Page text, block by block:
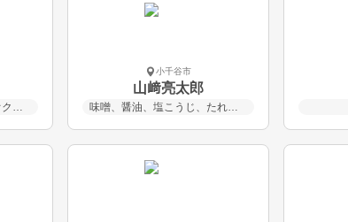
サツマイモ、サトイモ、オクラ、ナス、落花生 など
小千谷市
山﨑亮太郎
味噌、醤油、塩こうじ、たれ、つゆ